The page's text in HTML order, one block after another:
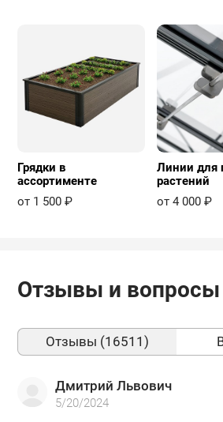
Грядки в
ассортименте
от 1 500 ₽
Линии для
растений
от 4 000 ₽
Отзывы и вопросы
Отзывы (16511)
Дмитрий Львович
5/20/2024